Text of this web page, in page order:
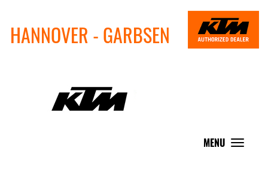
HANNOVER - GARBSEN
MENU
Toggle